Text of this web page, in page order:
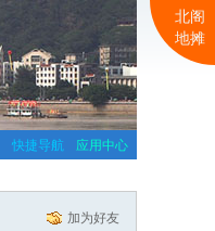
应用中心
快捷导航
加为好友
北阁
地摊